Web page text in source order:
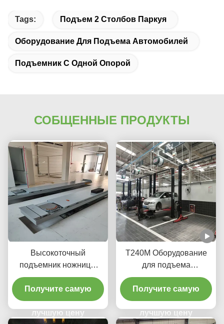
Tags: Подъем 2 Столбов Паркуя
Оборудование Для Подъема Автомобилей
Подъемник С Одной Опорой
СОБЩЕННЫЕ ПРОДУКТЫ
Высокоточный
подъемник ножницы
T400D 4000 кг
Получите самую
лучшую цену
T240M Оборудование
для подъема
автомобилей с двумя
стойками с передовыми
технологиями подъема
Получите самую
лучшую цену